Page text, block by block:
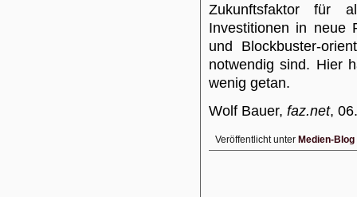
Zukunftsfaktor für
Investitionen in neue
und Blockbuster-
notwendig sind. Hier
wenig getan.
Wolf Bauer, faz.net,
Veröffentlicht unter Medien-Blog